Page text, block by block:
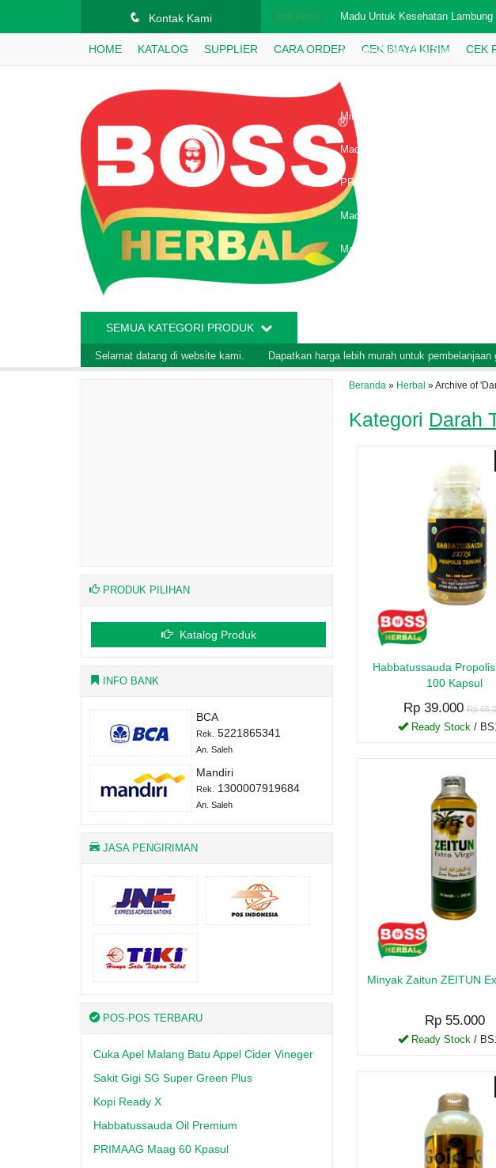
q Kontak Kami Madu Untuk Kesehatan Lambung
Minyak Zaitun Plus Bidara
Madu AZ ZIKRA Madu Manis
Minyak Herba Jawi 99 But But
Madu Batuk Flek Probaflek
PRIMAAG Maag 60 Kpasul
Madu Thibbun 6 In 1
Madu Hutan Kalimantan Gholiban
HOME KATALOG SUPPLIER CARA ORDER CEK BIAYA KIRIM CEK
SEMUA KATEGORI PRODUK
Selamat datang di website kami. Dapatkan harga lebih murah untuk pembelanjaan
Beranda » Herbal »Archive of
Kategori Darah
Habbatussauda
100 Kapsul
Rp 39.000 Rp
Ready Stock /
Minyak Zaitun ZEITUN
Rp 55.000
Ready Stock /
PRODUK PILIHAN
Katalog Produk
INFO BANK
BCA
Rek. 5221865341
An. Saleh
Mandiri
Rek. 1300007919684
An. Saleh
JASA PENGIRIMAN
POS-POS TERBARU
Cuka Apel Malang Batu Appel Cider Vineger
Sakit Gigi SG Super Green Plus
Kopi Ready X
Habbatussauda Oil Premium
PRIMAAG Maag 60 Kpasul